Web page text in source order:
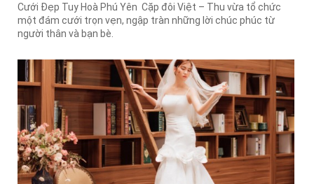
Cưới Đẹp Tuy Hoà Phú Yên Cặp đôi Việt – Thu vừa tổ chức
một đám cưới trọn vẹn, ngập tràn những lời chúc phúc từ
người thân và bạn bè.